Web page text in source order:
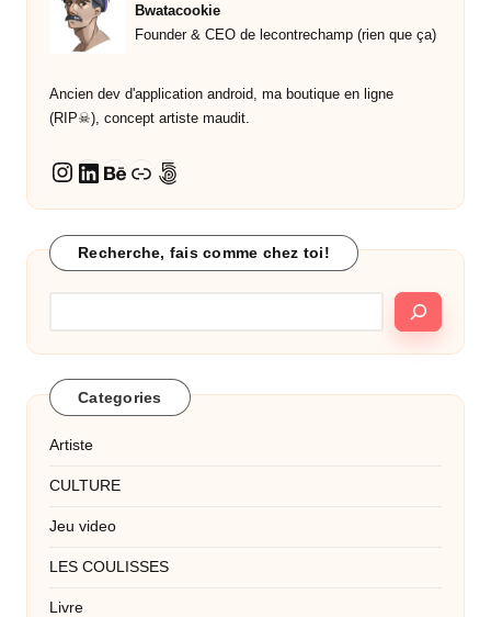
Bwatacookie
Founder & CEO de lecontrechamp (rien que ça)
Ancien dev d'application android, ma boutique en ligne
(RIP☠︎︎), concept artiste maudit.
Instagram
LinkedIn
Behance
Lien500px
Recherche, fais comme chez toi!
Categories
Artiste
CULTURE
Jeu video
LES COULISSES
Livre